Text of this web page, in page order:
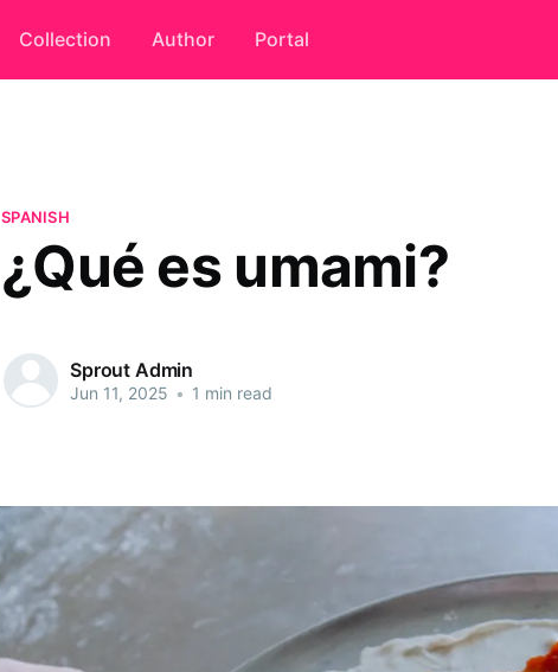
Collection Author Portal
SPANISH
¿Qué es umami?
Sprout Admin
Jun 11, 2025 • 1 min read